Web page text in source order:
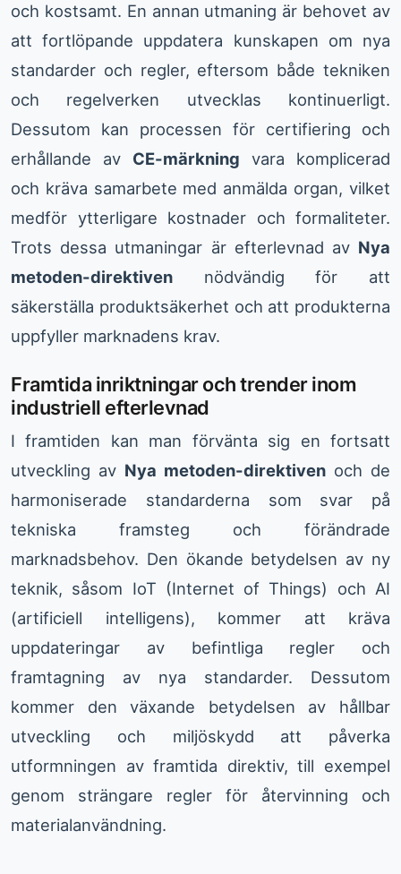
och kostsamt. En annan utmaning är behovet av
att fortlöpande uppdatera kunskapen om nya
standarder och regler, eftersom både tekniken
och regelverken utvecklas kontinuerligt.
Dessutom kan processen för certifiering och
erhållande av CE-märkning vara komplicerad
och kräva samarbete med anmälda organ, vilket
medför ytterligare kostnader och formaliteter.
Trots dessa utmaningar är efterlevnad av Nya
metoden-direktiven nödvändig för att
säkerställa produktsäkerhet och att produkterna
uppfyller marknadens krav.
Framtida inriktningar och trender inom
industriell efterlevnad
I framtiden kan man förvänta sig en fortsatt
utveckling av Nya metoden-direktiven och de
harmoniserade standarderna som svar på
tekniska framsteg och förändrade
marknadsbehov. Den ökande betydelsen av ny
teknik, såsom IoT (Internet of Things) och AI
(artificiell intelligens), kommer att kräva
uppdateringar av befintliga regler och
framtagning av nya standarder. Dessutom
kommer den växande betydelsen av hållbar
utveckling och miljöskydd att påverka
utformningen av framtida direktiv, till exempel
genom strängare regler för återvinning och
materialanvändning.